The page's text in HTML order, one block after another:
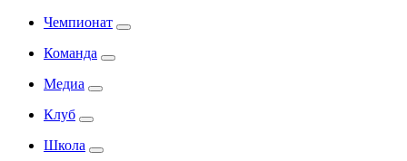
Чемпионат
Команда
Медиа
Клуб
Школа